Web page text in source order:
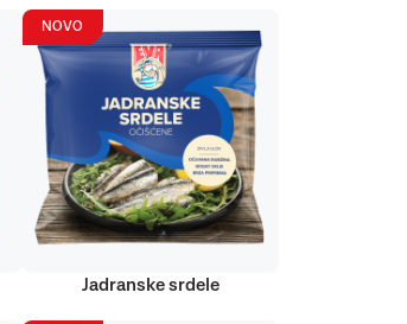
NOVO
Jadranske srdele